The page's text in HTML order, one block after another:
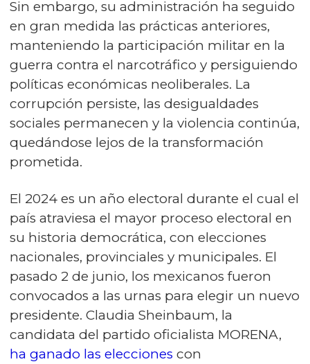
Sin embargo, su administración ha seguido
en gran medida las prácticas anteriores,
manteniendo la participación militar en la
guerra contra el narcotráfico y persiguiendo
políticas económicas neoliberales. La
corrupción persiste, las desigualdades
sociales permanecen y la violencia continúa,
quedándose lejos de la transformación
prometida.
El 2024 es un año electoral durante el cual el
país atraviesa el mayor proceso electoral en
su historia democrática, con elecciones
nacionales, provinciales y municipales. El
pasado 2 de junio, los mexicanos fueron
convocados a las urnas para elegir un nuevo
presidente. Claudia Sheinbaum, la
candidata del partido oficialista MORENA,
ha ganado las elecciones con